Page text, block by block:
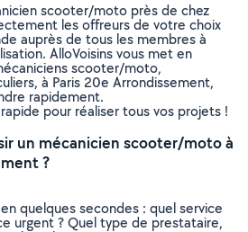
scooter/moto près de chez
les offreurs de votre choix
auprès de tous les membres à
AlloVoisins vous met en
scooter/moto,
à Paris 20e Arrondissement,
rapidement.
pour réaliser tous vos projets !
un mécanicien scooter/moto à
?
quelques secondes : quel service
urgent ? Quel type de prestataire,